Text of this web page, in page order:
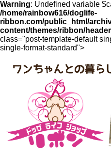
Warning: Undefined variable
/home/rainbow616/doglife-
ribbon.com/public_html/
content/themes/ribbon/
class="post-template-default
single-format-standard">